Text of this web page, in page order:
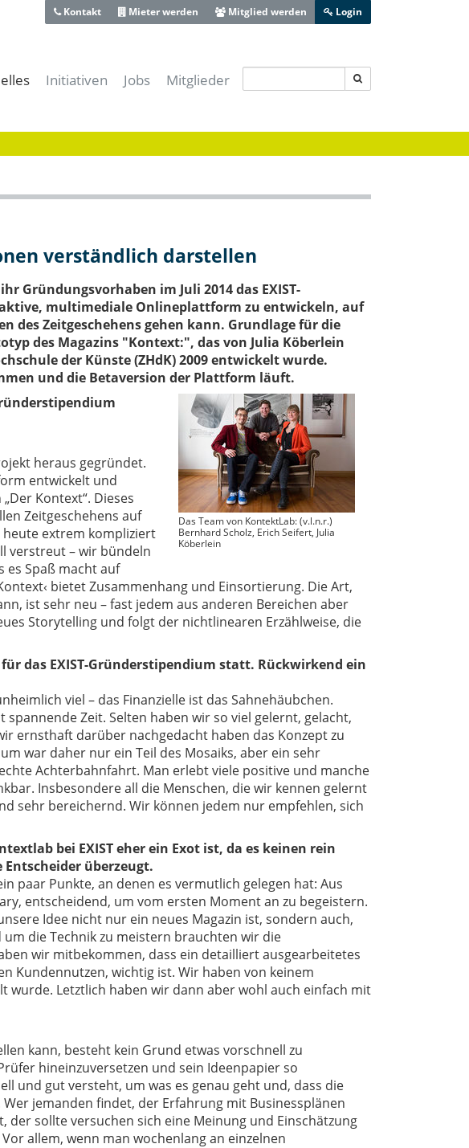
| Blog
Initiativen
Bayerisches IT-Sicherheitscluster e.V.
eBusiness-Lotse Schwaben
Digitales Zentrum Schwaben
Start-Up Augsburg
Jobs Mitglieder
Kontakt Mieter werden Mitglied werden Login
verständlich darstellen
Gründungsvorhaben im Juli 2014 das EXIST-
multimediale Onlineplattform zu entwickeln, auf
des Zeitgeschehens gehen kann. Grundlage für die
des Magazins "Kontext:", das von Julia Köberlein
der Künste (ZHdK) 2009 entwickelt wurde.
und die Betaversion der Plattform läuft.
Das Team von KontektLab: (v.l.n.r.)
Bernhard Scholz, Erich Seifert, Julia
Köberlein
heraus gegründet.
entwickelt und
Kontext“. Dieses
Zeitgeschehens auf
extrem kompliziert
verstreut – wir bündeln
es Spaß macht auf
bietet Zusammenhang und Einsortierung. Die Art,
ist sehr neu – fast jedem aus anderen Bereichen aber
Storytelling und folgt der nichtlinearen Erzählweise, die
das EXIST-Gründerstipendium statt. Rückwirkend ein
viel – das Finanzielle ist das Sahnehäubchen.
Zeit. Selten haben wir so viel gelernt, gelacht,
ernsthaft darüber nachgedacht haben das Konzept zu
war daher nur ein Teil des Mosaiks, aber ein sehr
Achterbahnfahrt. Man erlebt viele positive und manche
Insbesondere all die Menschen, die wir kennen gelernt
sehr bereichernd. Wir können jedem nur empfehlen, sich
bei EXIST eher ein Exot ist, da es keinen rein
überzeugt.
paar Punkte, an denen es vermutlich gelegen hat: Aus
entscheidend, um vom ersten Moment an zu begeistern.
Idee nicht nur ein neues Magazin ist, sondern auch,
die Technik zu meistern brauchten wir die
wir mitbekommen, dass ein detailliert ausgearbeitetes
Kundennutzen, wichtig ist. Wir haben von keinem
Letztlich haben wir dann aber wohl auch einfach mit
kann, besteht kein Grund etwas vorschnell zu
hineinzuversetzen und sein Ideenpapier so
und gut versteht, um was es genau geht und, dass die
jemanden findet, der Erfahrung mit Businessplänen
sollte versuchen sich eine Meinung und Einschätzung
allem, wenn man wochenlang an einzelnen